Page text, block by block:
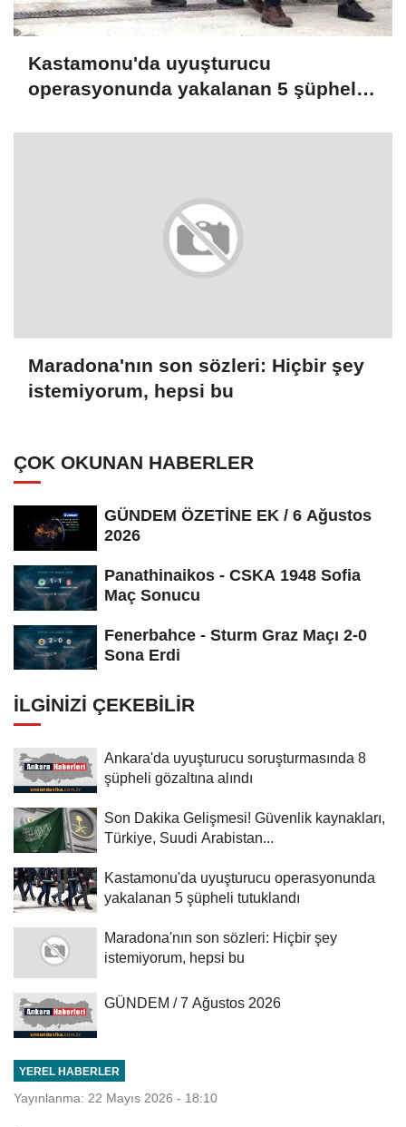
Kastamonu'da uyuşturucu
operasyonunda yakalanan 5 şüpheli
Maradona'nın son sözleri: Hiçbir şey
istemiyorum, hepsi bu
ÇOK OKUNAN HABERLER
GÜNDEM ÖZETİNE EK / 6 Ağustos
2026
Panathinaikos - CSKA 1948 Sofia
Maç Sonucu
Fenerbahce - Sturm Graz Maçı 2-0
Sona Erdi
İLGINIZI ÇEKEBILIR
Ankara'da uyuşturucu soruşturmasında 8
şüpheli gözaltına alındı
Son Dakika Gelişmesi! Güvenlik kaynakları,
Türkiye, Suudi Arabistan...
Kastamonu'da uyuşturucu operasyonunda
yakalanan 5 şüpheli tutuklandı
Maradona'nın son sözleri: Hiçbir şey
istemiyorum, hepsi bu
GÜNDEM / 7 Ağustos 2026
YEREL HABERLER
Yayınlanma: 22 Mayıs 2026 - 18:10